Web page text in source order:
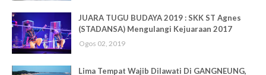
JUARA TUGU BUDAYA 2019 : SKK ST Agnes
(STADANSA) Mengulangi Kejuaraan 2017
Ogos 02, 2019
Lima Tempat Wajib Dilawati Di GANGNEUNG,